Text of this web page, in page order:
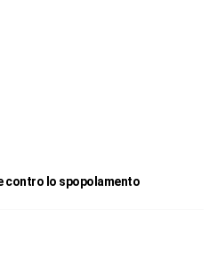
contro lo spopolamento